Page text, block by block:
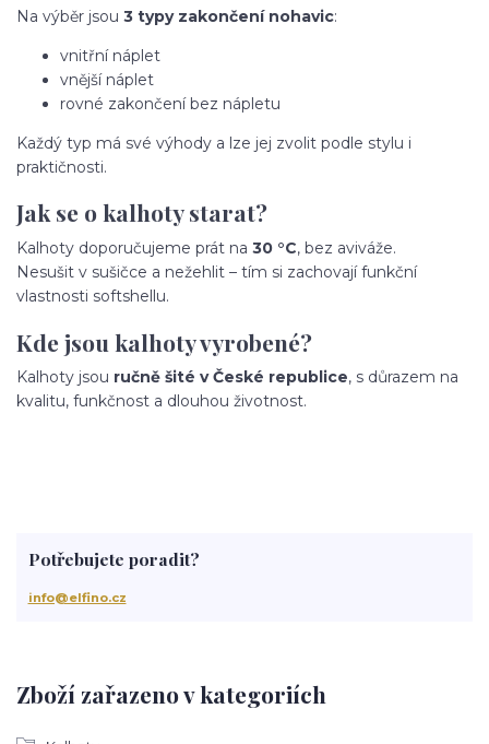
Na výběr jsou 3 typy zakončení nohavic:
vnitřní náplet
vnější náplet
rovné zakončení bez nápletu
Každý typ má své výhody a lze jej zvolit podle stylu i
praktičnosti.
Jak se o kalhoty starat?
Kalhoty doporučujeme prát na 30 °C, bez aviváže.
Nesušit v sušičce a nežehlit – tím si zachovají funkční
vlastnosti softshellu.
Kde jsou kalhoty vyrobené?
Kalhoty jsou ručně šité v České republice, s důrazem na
kvalitu, funkčnost a dlouhou životnost.
Zboží zařazeno v kategoriích
Potřebujete poradit?
info@elfino.cz